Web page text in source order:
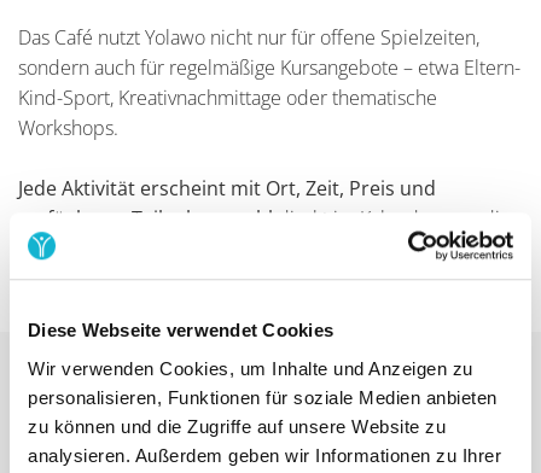
Diese Webseite verwendet Cookies
Wir verwenden Cookies, um Inhalte und Anzeigen zu
personalisieren, Funktionen für soziale Medien anbieten
zu können und die Zugriffe auf unsere Website zu
analysieren. Außerdem geben wir Informationen zu Ihrer
Das Café nutzt Yolawo nicht nur für offene Spielzeiten,
sondern auch für regelmäßige Kursangebote – etwa Eltern-
Kind-Sport, Kreativnachmittage oder thematische
Workshops.
Jede Aktivität erscheint mit Ort, Zeit, Preis und
verfügbarer Teilnehmerzahl direkt im Kalender, was die
Buchung für Familien besonders einfach macht.
Welche Vorteile haben sich durch
das Buchungssystem für die